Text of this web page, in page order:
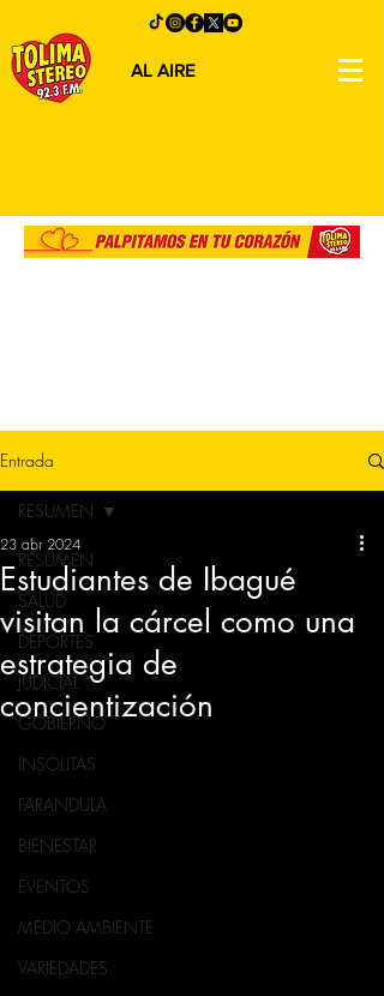
AL AIRE
Entrada
RESUMEN
SALUD
DEPORTES
JUDICIAL
GOBIERNO
INSÓLITAS
FARANDULA
BIENESTAR
EVENTOS
MEDIO AMBIENTE
VARIEDADES
RESUMEN
Estudiantes de Ibagué
visitan la cárcel como una
estrategia de
concientización
23 abr 2024